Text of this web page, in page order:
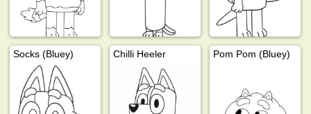
Socks (Bluey) Chilli Heeler Pom Pom (Bluey)